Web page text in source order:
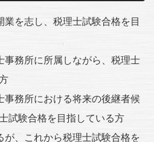
を志し、税理士試験合格を目
事務所に所属しながら、税理士
事務所における将来の後継者候
試験合格を目指している方
が、これから税理士試験合格を